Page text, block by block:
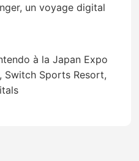
un voyage digital
à la Japan Expo
Switch Sports Resort,